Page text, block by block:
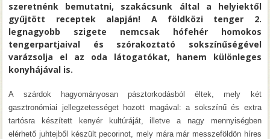
szeretnénk bemutatni, szakácsunk által a helyiektől
gyűjtött receptek alapján! A földközi tenger 2.
legnagyobb szigete nemcsak hófehér homokos
tengerpartjaival és szórakoztató sokszínűségével
varázsolja el az oda látogatókat, hanem különleges
konyhájával is.
A szárdok hagyományosan pásztorkodásból éltek, mely két
gasztronómiai jellegzetességet hozott magával: a sokszínű és extra
tartósra készített kenyér kultúráját, illetve a nagy mennyiségben
elérhető juhtejből készült pecorinot, mely mára már messzeföldön híres